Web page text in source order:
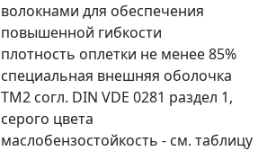
волокнами для обеспечения
повышенной гибкости
плотность оплетки не менее 85%
специальная внешняя оболочка
TM2 согл. DIN VDE 0281 раздел 1,
серого цвета
маслобензостойкость - см. таблицу